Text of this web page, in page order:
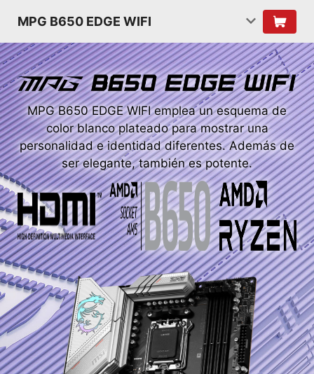
MPG B650 EDGE WIFI
MPG B650 EDGE WIFI emplea un esquema de
color blanco plateado para mostrar una
personalidad e identidad diferentes. Además de
ser elegante, también es potente.